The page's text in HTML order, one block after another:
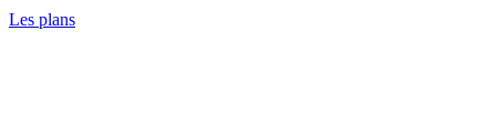
Les plans